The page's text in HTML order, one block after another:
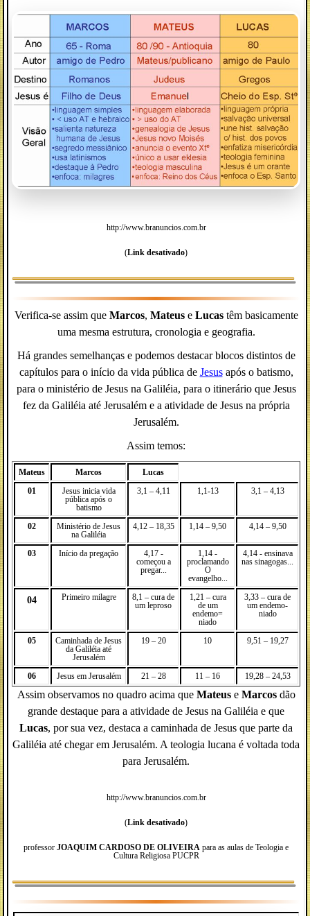
http://www.branuncios.com.br
(Link desativado)
Verifica-se assim que Marcos, Mateuse Lucastêm basicamente
uma mesma estrutura, cronologia e geografia.
Há grandes semelhanças e podemos destacar blocos distintos de
capítulos para o início da vida pública de Jesusapós o batismo,
para o ministério de Jesus na Galiléia, para o itinerário que Jesus
fez da Galiléia até Jerusalém e a atividade de Jesus na própria
Jerusalém.
Assim temos:
Mateus Marcos
Lucas
01
Jesus inicia vida
pública após o
batismo
3,1 – 4,11 1,1-13 3,1 – 4,13
02
Ministério de Jesus
na Galiléia
4,12 – 18,35 1,14 – 9,50 4,14 – 9,50
03 Início da pregação
4,17 -
começou a
pregar...
1,14 -
proclamando
O
evangelho...
4,14 - ensinava
nas sinagogas...
04 Primeiro milagre
8,1 – cura de
um leproso
1,21 – cura
de um
endemo=
niado
3,33 – cura de
um endemo-
niado
05
Caminhada de Jesus
da Galiléia até
Jerusalém
19 – 20 10 9,51 – 19,27
06 Jesus em Jerusalém 21 – 28 11 – 16 19,28 – 24,53
Assim observamos no quadro acima que Mateuse Marcosdão
grande destaque para a atividade de Jesus na Galiléia e que
Lucas, por sua vez, destaca a caminhada de Jesus que parte da
Galiléia até chegar em Jerusalém. A teologia lucana é voltada toda
para Jerusalém.
http://www.branuncios.com.br
(Link desativado)
professor JOAQUIM CARDOSO DE OLIVEIRA para as aulas de Teologia e
Cultura Religiosa PUCPR